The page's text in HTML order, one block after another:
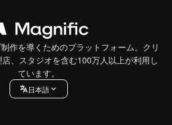
作を導くためのプラットフォーム。クリ
、スタジオを含む100万人以上が利用し
ています。
日本語